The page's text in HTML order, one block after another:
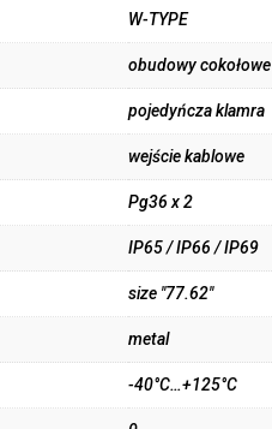
W-TYPE
obudowy cokołowe
pojedyńcza klamra
wejście kablowe
Pg36 x 2
IP65 / IP66 / IP69
size "77.62"
metal
-40°C…+125°C